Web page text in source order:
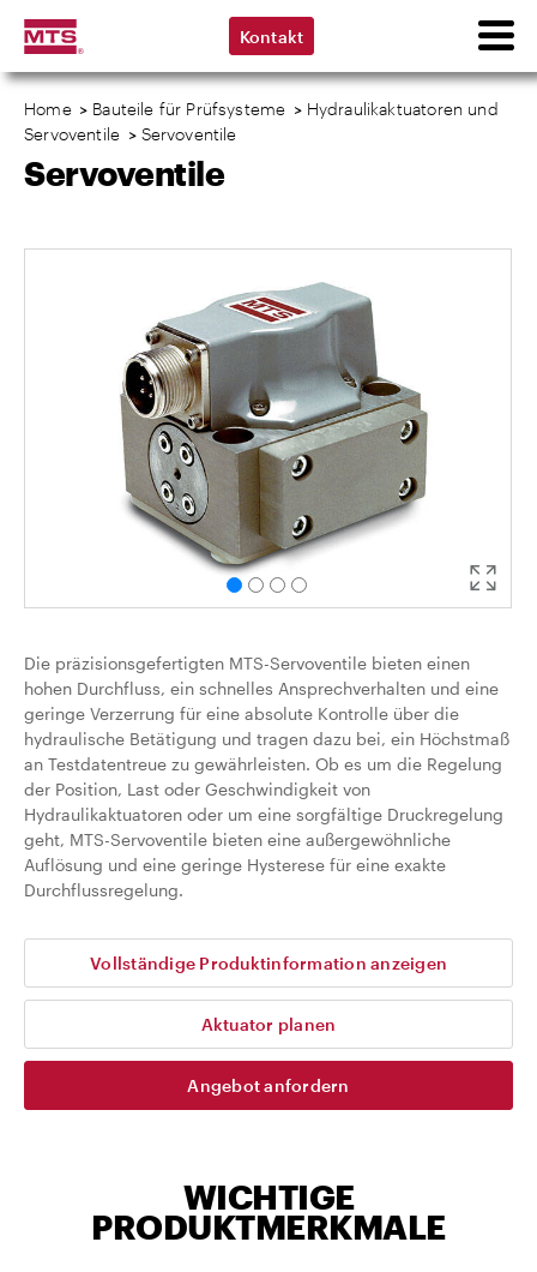
Kontakt
Home > Bauteile für Prüfsysteme > Hydraulikaktuatoren und
Servoventile > Servoventile
Servoventile
Die präzisionsgefertigten MTS-Servoventile bieten einen
hohen Durchfluss, ein schnelles Ansprechverhalten und eine
geringe Verzerrung für eine absolute Kontrolle über die
hydraulische Betätigung und tragen dazu bei, ein Höchstmaß
an Testdatentreue zu gewährleisten. Ob es um die Regelung
der Position, Last oder Geschwindigkeit von
Hydraulikaktuatoren oder um eine sorgfältige Druckregelung
geht, MTS-Servoventile bieten eine außergewöhnliche
Auflösung und eine geringe Hysterese für eine exakte
Durchflussregelung.
Vollständige Produktinformation anzeigen
Aktuator planen
Angebot anfordern
WICHTIGE
PRODUKTMERKMALE